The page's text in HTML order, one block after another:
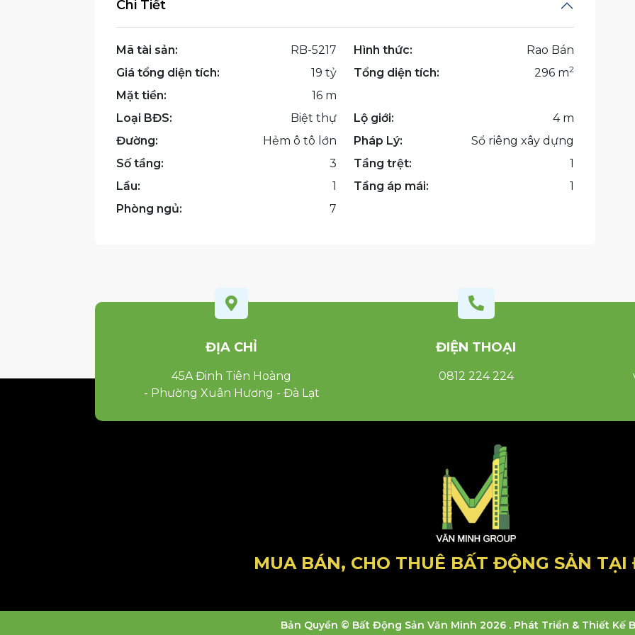
Chi Tiết
Mã tài sản: RB-5217 Hình thức:
Rao Bán
Giá tổng diện tích:
19 tỷ Tổng diện tích: 296 m2
Mặt tiền:
16 m
Loại BĐS:
Biệt thự Lộ giới:
4 m
Đường:
Hẻm ô tô lớn Pháp Lý:
Sổ riêng xây dựng
Số tầng:
3 Tầng trệt:
1
Lầu:
1 Tầng áp mái:
1
Phòng ngủ:
7

ĐỊA CHỈ
45A Đinh Tiên Hoàng
- Phường Xuân Hương - Đà Lạt

ĐIỆN THOẠI
0812 224 224
MUA BÁN, CHO THUÊ BẤT ĐỘNG SẢN
Bản Quyền © Bất Động Sản Văn Minh 2026 . Phát Triển & Thiết Kế